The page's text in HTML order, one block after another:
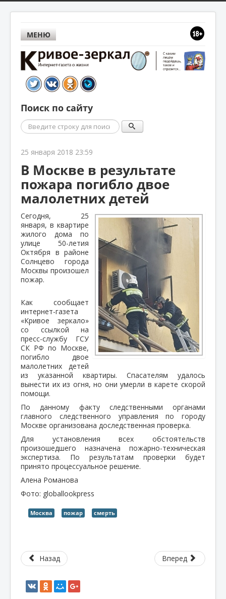
МЕНЮ
Поиск по сайту
Поиск
25 января 2018 23:59
В Москве в результате
пожара погибло двое
малолетних детей
Сегодня, 25
января, в квартире
жилого дома по
улице 50-летия
Октября в районе
Солнцево города
Москвы произошел
пожар.
Как сообщает
интернет-газета
«Кривое зеркало»
со ссылкой на
пресс-службу ГСУ
СК РФ по Москве,
погибло двое
малолетних детей
из указанной квартиры. Спасателям удалось
вынести их из огня, но они умерли в карете скорой
помощи.
По данному факту следственными органами
главного следственного управления по городу
Москве организована доследственная проверка.
Для установления всех обстоятельств
произошедшего назначена пожарно-техническая
экспертиза. По результатам проверки будет
принято процессуальное решение.
Алена Романова
Фото: globallookpress
Москва пожар смерть
Назад Вперед